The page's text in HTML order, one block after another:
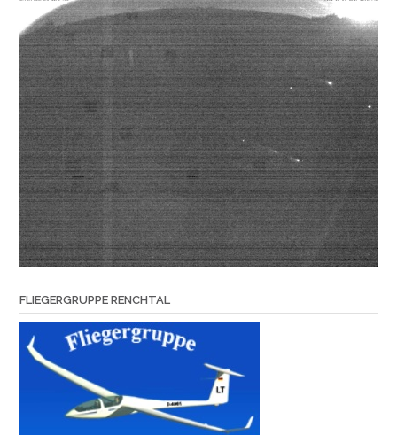
FLIEGERGRUPPE RENCHTAL